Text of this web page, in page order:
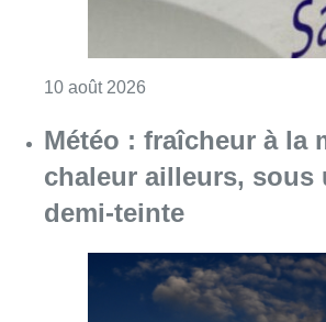
10 août 2026
Météo : fraîcheur à la
chaleur ailleurs, sous
demi-teinte